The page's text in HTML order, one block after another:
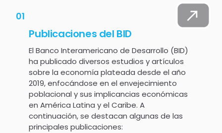
01
Publicaciones del BID
El Banco Interamericano de Desarrollo (BID)
ha publicado diversos estudios y artículos
sobre la economía plateada desde el año
2019, enfocándose en el envejecimiento
poblacional y sus implicancias económicas
en América Latina y el Caribe. A
continuación, se destacan algunas de las
principales publicaciones: